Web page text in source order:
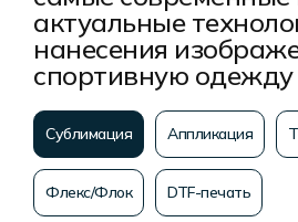
актуальные
нанесения
спортивную одежду
Сублимация Аппликация
Флекс/Флок DTF-печать